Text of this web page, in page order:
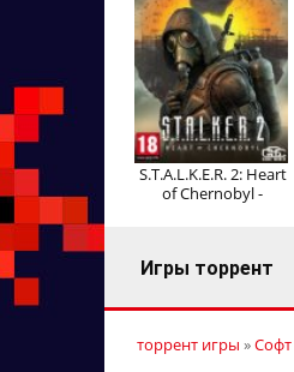
S.T.A.L.K.E.R. 2: Heart
of Chernobyl -
Игры торрент
торрент игры »Софт